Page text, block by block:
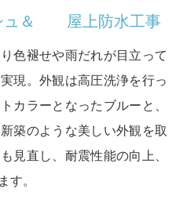
＆ 屋上防水工事
色褪せや雨だれが目立って
現。外観は高圧洗浄を行っ
カラーとなったブルーと、
築のような美しい外観を取
見直し、耐震性能の向上、
す。